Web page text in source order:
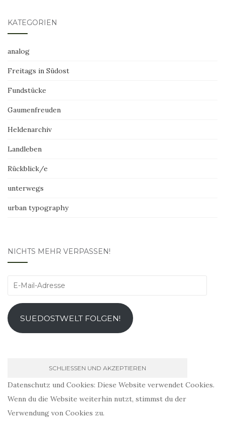
KATEGORIEN
analog
Freitags in Südost
Fundstücke
Gaumenfreuden
Heldenarchiv
Landleben
Rückblick/e
unterwegs
urban typography
NICHTS MEHR VERPASSEN!
E-
Adresse
SUEDOSTWELT FOLGEN!
Datenschutz und Cookies: Diese Website verwendet Cookies.
Wenn du die Website weiterhin nutzt, stimmst du der
Verwendung von Cookies zu.